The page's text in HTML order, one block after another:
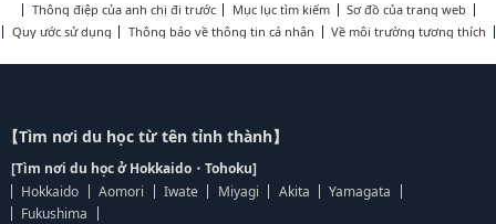
Thông điệp của anh chị đi trước
Mục lục tìm kiếm
Sơ đồ của trang web
Quy ước sử dụng
Thông báo về thông tin cá nhân Về môi trường tương thích
【Tìm nơi du học từ tên tỉnh thành】
[Tìm nơi du học ở Hokkaido・Tohoku]
Hokkaido
Aomori Iwate Miyagi Akita
Yamagata
Fukushima